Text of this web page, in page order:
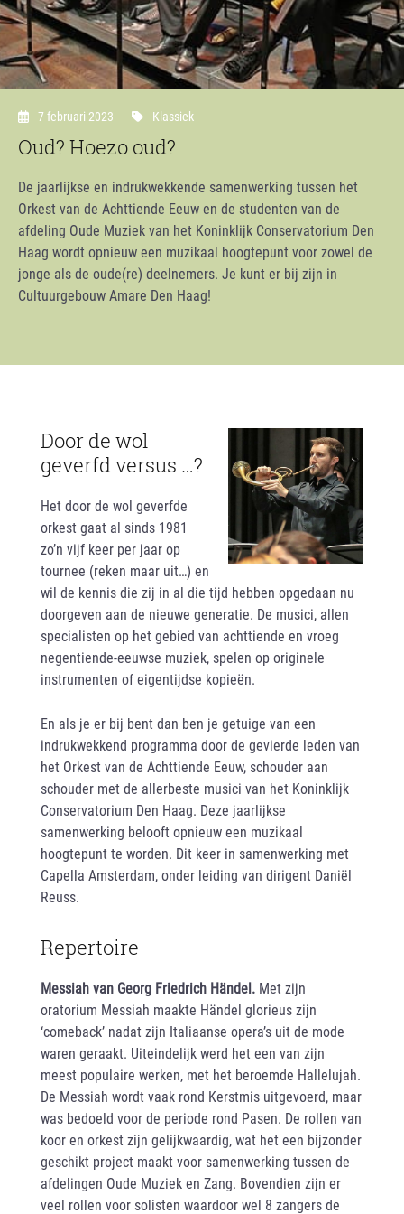
7 februari 2023 Klassiek
Oud? Hoezo oud?
De jaarlijkse en indrukwekkende samenwerking tussen het
Orkest van de Achttiende Eeuw en de studenten van de
afdeling Oude Muziek van het Koninklijk Conservatorium Den
Haag wordt opnieuw een muzikaal hoogtepunt voor zowel de
jonge als de oude(re) deelnemers. Je kunt er bij zijn in
Cultuurgebouw Amare Den Haag!
Door de wol
geverfd versus …?
Het door de wol geverfde
orkest gaat al sinds 1981
zo’n vijf keer per jaar op
tournee (reken maar uit…) en
wil de kennis die zij in al die tijd hebben opgedaan nu
doorgeven aan de nieuwe generatie. De musici, allen
specialisten op het gebied van achttiende en vroeg
negentiende-eeuwse muziek, spelen op originele
instrumenten of eigentijdse kopieën.
En als je er bij bent dan ben je getuige van een
indrukwekkend programma door de gevierde leden van
het Orkest van de Achttiende Eeuw, schouder aan
schouder met de allerbeste musici van het Koninklijk
Conservatorium Den Haag. Deze jaarlijkse
samenwerking belooft opnieuw een muzikaal
hoogtepunt te worden. Dit keer in samenwerking met
Capella Amsterdam, onder leiding van dirigent Daniël
Reuss.
Repertoire
Messiah van Georg Friedrich Händel. Met zijn
oratorium Messiah maakte Händel glorieus zijn
‘comeback’ nadat zijn Italiaanse opera’s uit de mode
waren geraakt. Uiteindelijk werd het een van zijn
meest populaire werken, met het beroemde Hallelujah.
De Messiah wordt vaak rond Kerstmis uitgevoerd, maar
was bedoeld voor de periode rond Pasen. De rollen van
koor en orkest zijn gelijkwaardig, wat het een bijzonder
geschikt project maakt voor samenwerking tussen de
afdelingen Oude Muziek en Zang. Bovendien zijn er
veel rollen voor solisten waardoor wel 8 zangers de